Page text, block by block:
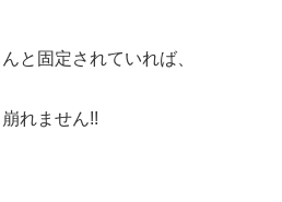
と固定されていれば、
れません!!